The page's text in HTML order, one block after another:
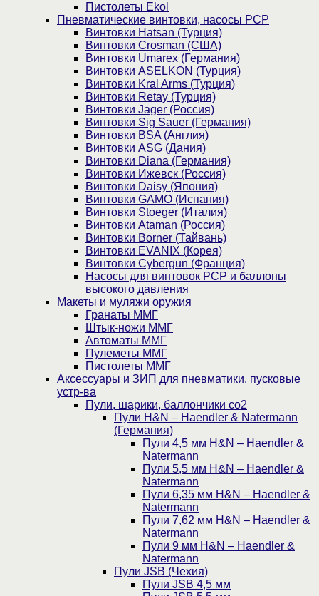
Пистолеты Ekol
Пневматические винтовки, насосы PCP
Винтовки Hatsan (Турция)
Винтовки Crosman (США)
Винтовки Umarex (Германия)
Винтовки ASELKON (Турция)
Винтовки Kral Arms (Турция)
Винтовки Retay (Турция)
Винтовки Jager (Россия)
Винтовки Sig Sauer (Германия)
Винтовки BSA (Англия)
Винтовки ASG (Дания)
Винтовки Diana (Германия)
Винтовки Ижевск (Россия)
Винтовки Daisy (Япония)
Винтовки GAMO (Испания)
Винтовки Stoeger (Италия)
Винтовки Ataman (Россия)
Винтовки Borner (Тайвань)
Винтовки EVANIX (Корея)
Винтовки Cybergun (Франция)
Насосы для винтовок PCP и баллоны
высокого давления
Макеты и муляжи оружия
Гранаты ММГ
Штык-ножи ММГ
Автоматы ММГ
Пулеметы ММГ
Пистолеты ММГ
Аксессуары и ЗИП для пневматики, пусковые
устр-ва
Пули, шарики, баллончики со2
Пули H&N – Haendler & Natermann
(Германия)
Пули 4,5 мм H&N – Haendler &
Natermann
Пули 5,5 мм H&N – Haendler &
Natermann
Пули 6,35 мм H&N – Haendler &
Natermann
Пули 7,62 мм H&N – Haendler &
Natermann
Пули 9 мм H&N – Haendler &
Natermann
Пули JSB (Чехия)
Пули JSB 4,5 мм